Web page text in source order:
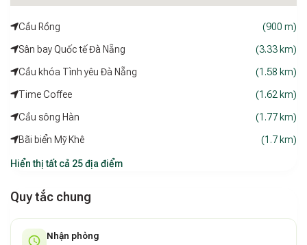
Cầu Rồng (900 m)
Sân bay Quốc tế Đà Nẵng (3.33 km)
Cầu khóa Tình yêu Đà Nẵng (1.58 km)
Time Coffee (1.62 km)
Cầu sông Hàn (1.77 km)
Bãi biển Mỹ Khê (1.7 km)
Hiển thị tất cả 25 địa điểm
Quy tắc chung
Nhận phòng